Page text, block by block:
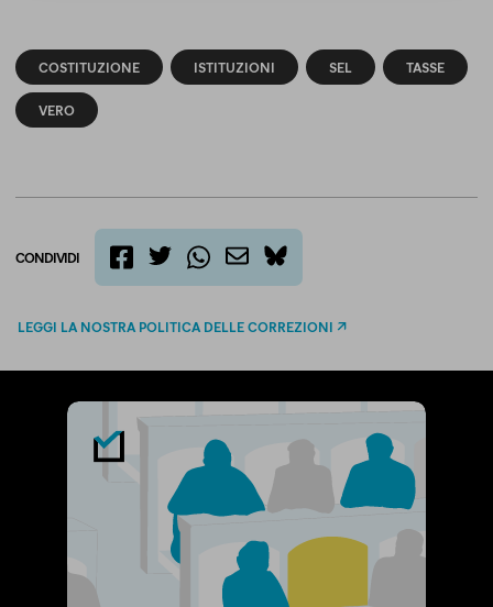
COSTITUZIONE ISTITUZIONI SEL TASSE
VERO
CONDIVIDI
bluesky
LEGGI LA NOSTRA POLITICA DELLE CORREZIONI